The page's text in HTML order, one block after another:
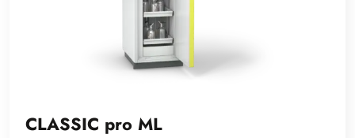
CLASSIC pro ML